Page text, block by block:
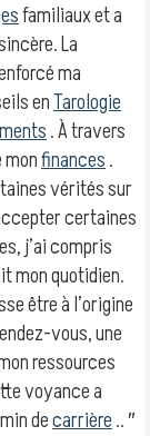
familiaux et a
La
ma
enTarologie
. À travers
finances.
vérités sur
certaines
j’ai compris
mon quotidien.
être à l’origine
vous, une
ressources
voyance a
decarrière.. ″